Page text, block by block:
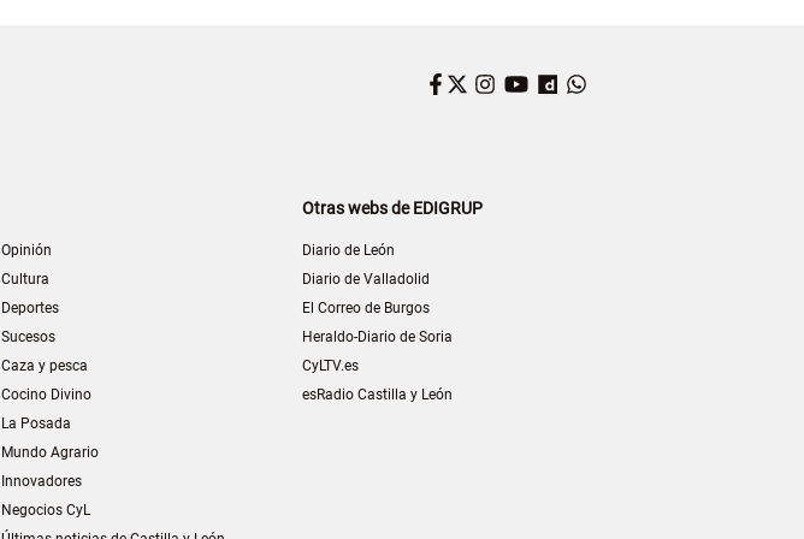
Facebook
Twitter
Instagram
YouTube
Dailymotion
Opinión
Cultura
Deportes
Sucesos
Caza y pesca
Cocino Divino
La Posada
Mundo Agrario
Innovadores
Negocios CyL
Otras webs de EDIGRUP
Diario de León
Diario de Valladolid
El Correo de Burgos
Heraldo-Diario de Soria
CyLTV.es
esRadio Castilla y León